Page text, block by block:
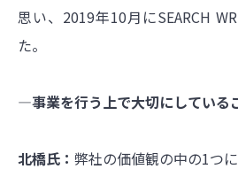
思い、2019年10月にSEARCH
た。
―事業を行う上で大切にしている
北橋氏： 弊社の価値観の中の1つ